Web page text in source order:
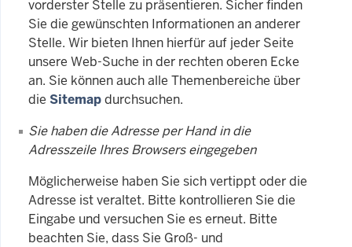
vorderster Stelle zu präsentieren. Sicher finden
Sie die gewünschten Informationen an anderer
Stelle. Wir bieten Ihnen hierfür auf jeder Seite
unsere Web-Suche in der rechten oberen Ecke
an. Sie können auch alle Themenbereiche über
die Sitemapdurchsuchen.
Sie haben die Adresse per Hand in die
Adresszeile Ihres Browsers eingegeben
Möglicherweise haben Sie sich vertippt oder die
Adresse ist veraltet. Bitte kontrollieren Sie die
Eingabe und versuchen Sie es erneut. Bitte
beachten Sie, dass Sie Groß- und